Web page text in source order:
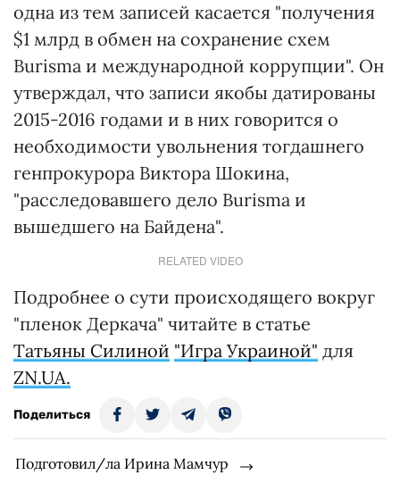
одна из тем записей касается "получения
$1 млрд в обмен на сохранение схем
Burisma и международной коррупции". Он
утверждал, что записи якобы датированы
2015-2016 годами и в них говорится о
необходимости увольнения тогдашнего
генпрокурора Виктора Шокина,
"расследовавшего дело Burisma и
вышедшего на Байдена".
RELATED VIDEO
Подробнее о сути происходящего вокруг
"пленок Деркача" читайте в статье
Татьяны Силиной "Игра Украиной" для
ZN.UA.
Поделиться
Подготовил/ла Ирина Мамчур